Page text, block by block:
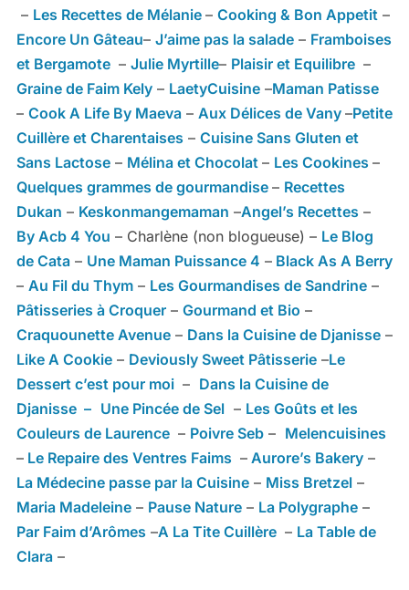
– Les Recettes de Mélanie – Cooking & Bon Appetit –
Encore Un Gâteau– J’aime pas la salade– Framboises
et Bergamote – Julie Myrtille– Plaisir et Equilibre –
Graine de Faim Kely– LaetyCuisine–Maman Patisse
– Cook A Life By Maeva– Aux Délices de Vany –Petite
Cuillère et Charentaises – Cuisine Sans Gluten et
Sans Lactose– Mélina et Chocolat – Les Cookines –
Quelques grammes de gourmandise – Recettes
Dukan – Keskonmangemaman –Angel’s Recettes –
By Acb 4 You – Charlène (non blogueuse) – Le Blog
de Cata– Une Maman Puissance 4 –Black As A Berry
– Au Fil du Thym– Les Gourmandises de Sandrine–
Pâtisseries à Croquer– Gourmand et Bio –
Craquounette Avenue– Dans la Cuisine de Djanisse–
Like A Cookie– Deviously Sweet Pâtisserie–Le
Dessert c’est pour moi – Dans la Cuisine de
Djanisse – Une Pincée de Sel– Les Goûts et les
Couleurs de Laurence – Poivre Seb– Melencuisines
–Le Repaire des Ventres Faims –Aurore’s Bakery–
La Médecine passe par la Cuisine– Miss Bretzel–
Maria Madeleine– Pause Nature– La Polygraphe–
Par Faim d’Arômes –A La Tite Cuillère – La Table de
Clara–